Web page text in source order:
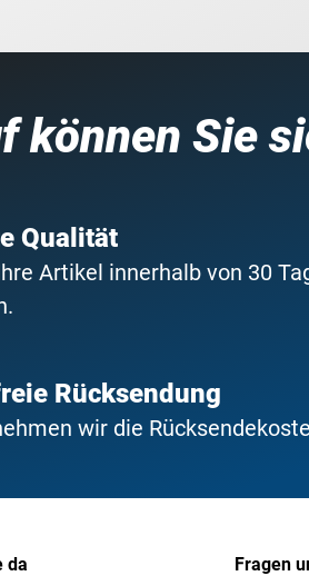
können Sie
Qualität
Artikel innerhalb von 30
Rücksendung
wir die
da Fragen